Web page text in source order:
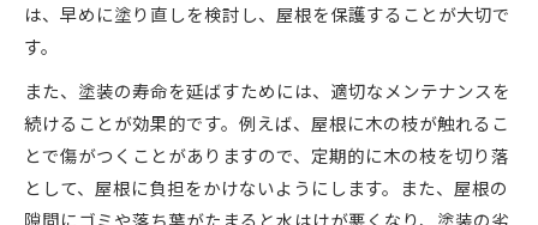
は、早めに塗り直しを検討し、屋根を保護することが大切で
す。
また、塗装の寿命を延ばすためには、適切なメンテナンスを
続けることが効果的です。例えば、屋根に木の枝が触れるこ
とで傷がつくことがありますので、定期的に木の枝を切り落
として、屋根に負担をかけないようにします。また、屋根の
隙間にゴミや落ち葉がたまると水はけが悪くなり、塗装の劣